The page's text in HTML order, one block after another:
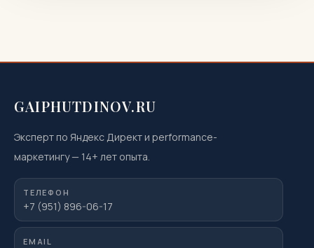
GAIPHUTDINOV.RU
Эксперт по Яндекс Директ и performance-
маркетингу— 14+ лет опыта.
ТЕЛЕФОН
+7 (951) 896-06-17
EMAIL